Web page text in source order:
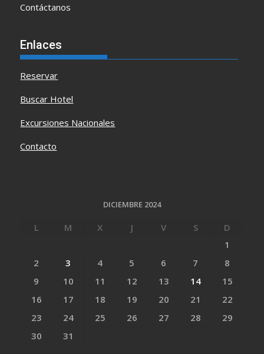
Contáctanos
Enlaces
Reservar
Buscar Hotel
Excursiones Nacionales
Contacto
DICIEMBRE 2024
L M X J V S
D
1
2
3 4 5 6 7
8
9
10 11 12 13 14
15
16
17 18 19 20 21
22
23
24 25 26 27 28
29
30
31